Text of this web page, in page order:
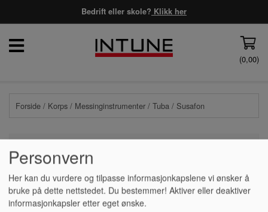
Bedrift eller skole? Klikk her
(0,00)
Forside / Korps / Messinginstrumenter / Tuba / Susafon
Ingen produkter funnet
Personvern
Her kan du vurdere og tilpasse informasjonkapslene vi ønsker å
bruke på dette nettstedet. Du bestemmer! Aktiver eller deaktiver
informasjonkapsler etter eget ønske.